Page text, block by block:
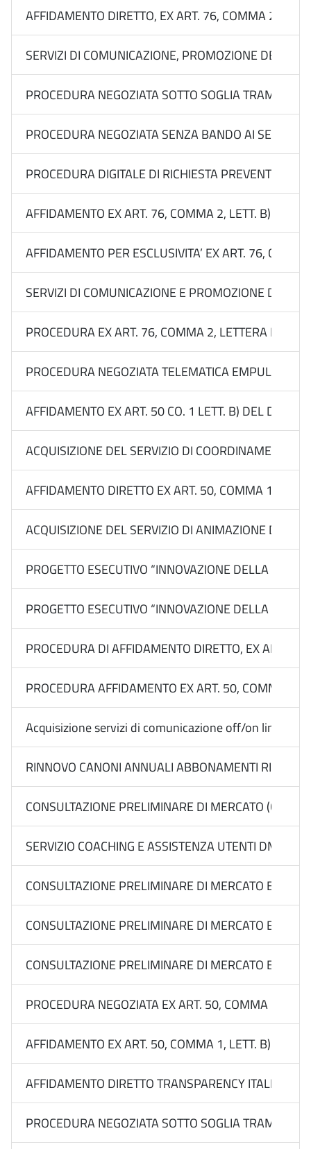
AFFIDAMENTO DIRETTO, EX ART. 76, COMMA 2,
SERVIZI DI COMUNICAZIONE, PROMOZIONE DEL
PROCEDURA NEGOZIATA SOTTO SOGLIA TRAMITE
PROCEDURA NEGOZIATA SENZA BANDO AI SENSI
PROCEDURA DIGITALE DI RICHIESTA PREVENTIVI
AFFIDAMENTO EX ART. 76, COMMA 2, LETT. B) DEL
AFFIDAMENTO PER ESCLUSIVITA’ EX ART. 76,
SERVIZI DI COMUNICAZIONE E PROMOZIONE DEL
PROCEDURA EX ART. 76, COMMA 2, LETTERA B)
PROCEDURA NEGOZIATA TELEMATICA EMPULIA
AFFIDAMENTO EX ART. 50 CO. 1 LETT. B) DEL
ACQUISIZIONE DEL SERVIZIO DI COORDINAMENTO
AFFIDAMENTO DIRETTO EX ART. 50, COMMA 1,
ACQUISIZIONE DEL SERVIZIO DI ANIMAZIONE
PROGETTO ESECUTIVO “INNOVAZIONE DELLA
PROGETTO ESECUTIVO “INNOVAZIONE DELLA
PROCEDURA DI AFFIDAMENTO DIRETTO, EX ART.
PROCEDURA AFFIDAMENTO EX ART. 50, COMMA 1,
Acquisizione servizi di comunicazione off/on line
RINNOVO CANONI ANNUALI ABBONAMENTI RIVISTE
CONSULTAZIONE PRELIMINARE DI MERCATO
SERVIZIO COACHING E ASSISTENZA UTENTI DMS
CONSULTAZIONE PRELIMINARE DI MERCATO EX
CONSULTAZIONE PRELIMINARE DI MERCATO EX
CONSULTAZIONE PRELIMINARE DI MERCATO EX
PROCEDURA NEGOZIATA EX ART. 50, COMMA 1,
AFFIDAMENTO EX ART. 50, COMMA 1, LETT. B) DEL
AFFIDAMENTO DIRETTO TRANSPARENCY ITALIA
PROCEDURA NEGOZIATA SOTTO SOGLIA TRAMITE